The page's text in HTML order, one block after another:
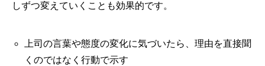
しずつ変えていくことも効果的です。
上司の言葉や態度の変化に気づいたら、理由を直接聞
くのではなく行動で示す